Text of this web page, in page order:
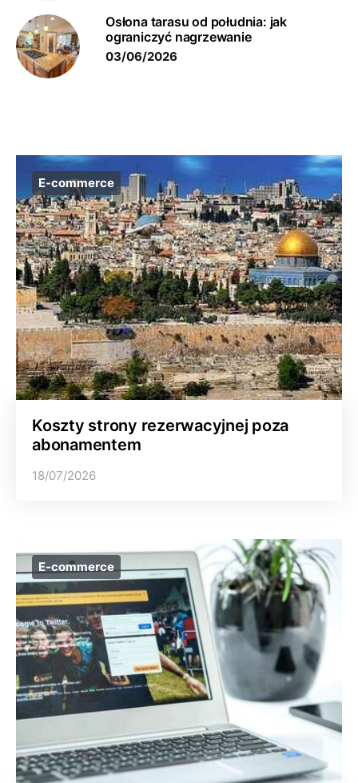
Osłona tarasu od południa: jak
ograniczyć nagrzewanie
03/06/2026
E-commerce
Koszty strony rezerwacyjnej poza
abonamentem
18/07/2026
E-commerce